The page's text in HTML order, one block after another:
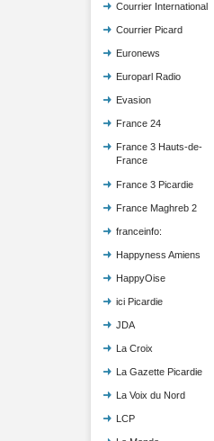
Courrier International
Courrier Picard
Euronews
Europarl Radio
Evasion
France 24
France 3 Hauts-de-
France
France 3 Picardie
France Maghreb 2
franceinfo:
Happyness Amiens
HappyOise
ici Picardie
JDA
La Croix
La Gazette Picardie
La Voix du Nord
LCP